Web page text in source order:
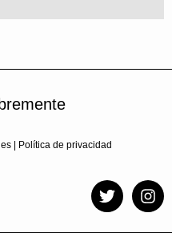
| Política de privacidad